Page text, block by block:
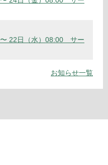
22日（水）08:00 サー
お知らせ一覧